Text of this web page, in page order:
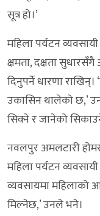
सूत्र हो।’
महिला पर्यटन
क्षमता, दक्षता सुधारसँगै
दिनुपर्ने धारणा
उकासिन थालेको छ,’
सिक्ने र जानेको
नवलपुर अमलटारी
महिला पर्यटन
व्यवसायमा महिलाको
मिल्नेछ,’ उनले भने।